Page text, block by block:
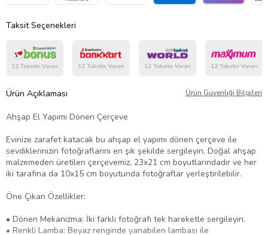
Taksit Seçenekleri
Ürün Açıklaması Ürün Güvenliği Bilgileri
Ahşap El Yapımı Dönen Çerçeve
Evinize zarafet katacak bu ahşap el yapımı dönen çerçeve ile
sevdiklerinizin fotoğraflarını en şık şekilde sergileyin. Doğal ahşap
malzemeden üretilen çerçevemiz, 23x21 cm boyutlarındadır ve her
iki tarafına da 10x15 cm boyutunda fotoğraflar yerleştirilebilir.
Öne Çıkan Özellikler:
• Dönen Mekanizma: İki farklı fotoğrafı tek hareketle sergileyin.
• Renkli Lamba: Beyaz renginde yanabilen lambası ile